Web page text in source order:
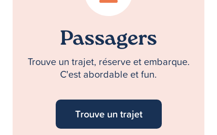
Passagers
Trouve un trajet, réserve et embarque.
C'est abordable et fun.
Trouve un trajet